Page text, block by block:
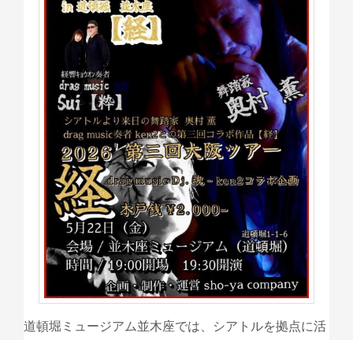
道頓堀ミュージアム並木座では、シアトルを拠点に活